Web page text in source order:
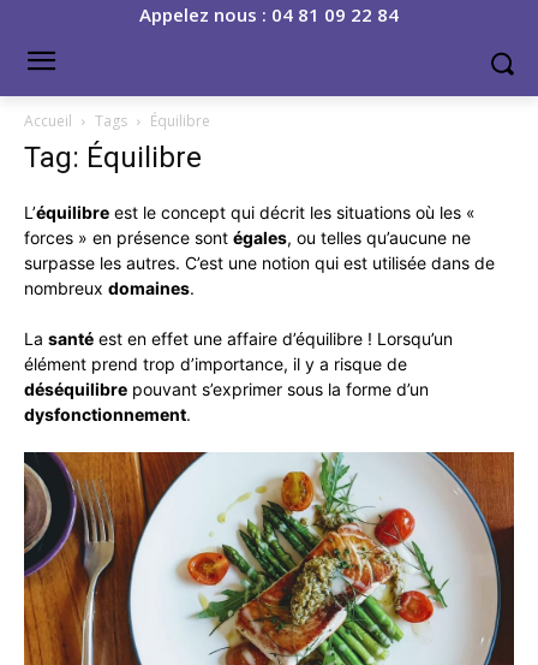
Appelez nous : 04 81 09 22 84
Accueil Tags Équilibre
Tag: Équilibre
L’équilibre est le concept qui décrit les situations où les «
forces » en présence sont égales, ou telles qu’aucune ne
surpasse les autres. C’est une notion qui est utilisée dans de
nombreux domaines.
La santé est en effet une affaire d’équilibre ! Lorsqu’un
élément prend trop d’importance, il y a risque de
déséquilibre pouvant s’exprimer sous la forme d’un
dysfonctionnement.